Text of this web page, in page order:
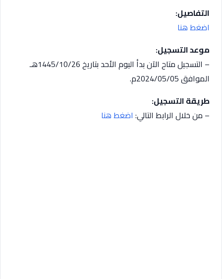
التفاصيل:
اضغط هنا
موعد التسجيل:
– التسجيل متاح الآن بدأ اليوم الأحد بتاريخ 1445/10/26هـ
الموافق 2024/05/05م.
طريقة التسجيل:
– من خلال الرابط التالي: اضغط هنا